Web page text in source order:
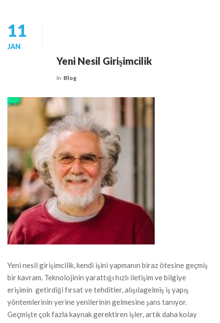
11
JAN
Yeni Nesil Girişimcilik
In Blog
Yeni nesil girişimcilik, kendi işini yapmanın biraz ötesine geçmiş
bir kavram. Teknolojinin yarattığı hızlı iletişim ve bilgiye
erişimin getirdiği fırsat ve tehditler, alışılagelmiş iş yapış
yöntemlerinin yerine yenilerinin gelmesine şans tanıyor.
Geçmişte çok fazla kaynak gerektiren işler, artık daha kolay